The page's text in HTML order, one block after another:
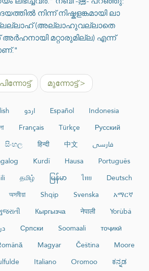
നിന്ന് നിഷ്കളങ്കമായി ലാ
(അല്ലാഹുവല്ലാതെ
മറ്റാരുമില്ല) എന്ന്
മുന്നോട്ട് >
اردو Español
Indonesia
Français Türkçe
Русский
සිංහල हिन्दी 中文
فارسی
Kurdî Hausa
Português
தமிழ் မြန်မာ ไทย
Deutsch
অসমীয়া Shqip Svenska
አማርኛ
Кыргызча नेपाली
Yorùbá
Српски Soomaali
тоҷикӣ
Magyar Čeština
Moore
Italiano Oromoo
ಕನ್ನಡ